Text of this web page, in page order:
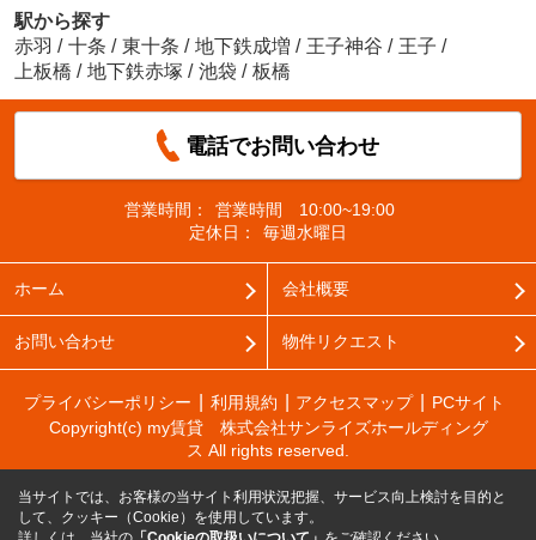
駅から探す
赤羽 / 十条 / 東十条 / 地下鉄成増 / 王子神谷 / 王子 /
上板橋 / 地下鉄赤塚 / 池袋 / 板橋
電話でお問い合わせ
営業時間：
営業時間 10:00~19:00
定休日：
毎週水曜日
ホーム 会社概要
お問い合わせ 物件リクエスト
プライバシーポリシー 利用規約 アクセスマップ
PCサイト
Copyright(c) my賃貸 株式会社サンライズホールディング
ス All rights reserved.
当サイトでは、お客様の当サイト利用状況把握、サービス向上検討を目的と
して、クッキー（Cookie）を使用しています。